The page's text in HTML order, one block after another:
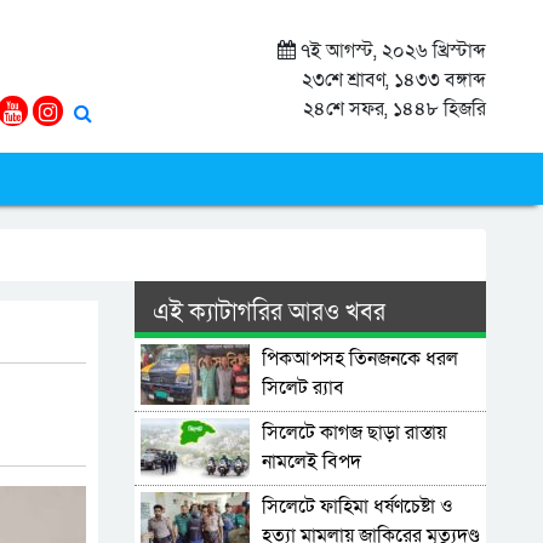
৭ই আগস্ট, ২০২৬ খ্রিস্টাব্দ
২৩শে শ্রাবণ, ১৪৩৩ বঙ্গাব্দ
২৪শে সফর, ১৪৪৮ হিজরি
এই ক্যাটাগরির আরও খবর
পিকআপসহ তিনজনকে ধরল
সিলেট র‌্যাব
সিলেটে কাগজ ছাড়া রাস্তায়
নামলেই বিপদ
সিলেটে ফাহিমা ধর্ষণচেষ্টা ও
হত্যা মামলায় জাকিরের মৃত্যুদণ্ড